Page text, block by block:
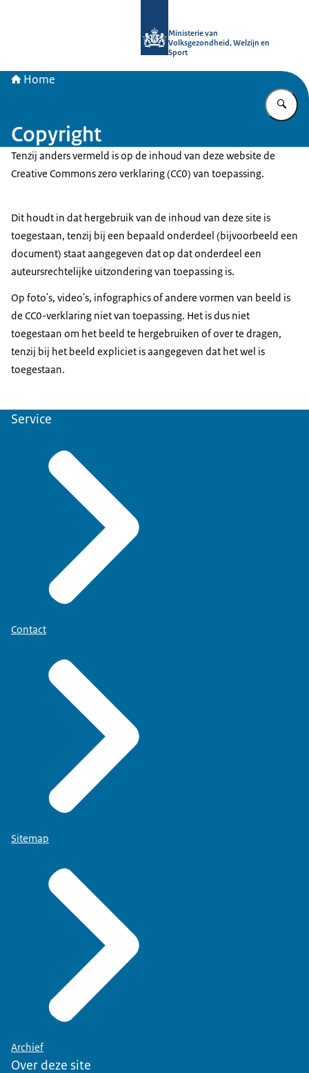
Ministerie van
Volksgezondheid, Welzijn en
Sport
Home
Copyright
Tenzij anders vermeld is op de inhoud van deze website de
Creative Commons zero verklaring (CC0) van toepassing.
Dit houdt in dat hergebruik van de inhoud van deze site is
toegestaan, tenzij bij een bepaald onderdeel (bijvoorbeeld een
document) staat aangegeven dat op dat onderdeel een
auteursrechtelijke uitzondering van toepassing is.
Op foto's, video's, infographics of andere vormen van beeld is
de CC0-verklaring niet van toepassing. Het is dus niet
toegestaan om het beeld te hergebruiken of over te dragen,
tenzij bij het beeld expliciet is aangegeven dat het wel is
toegestaan.
Service
Contact
Sitemap
Archief
Over deze site